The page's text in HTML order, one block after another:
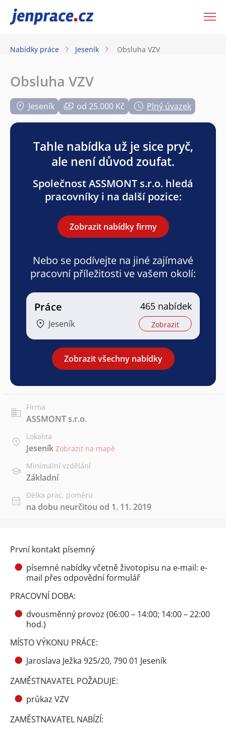
JenPráce.cz
Nabídky práce Jeseník Obsluha VZV
Obsluha VZV
Jeseník od 25.000 Kč Plný úvazek
Tahle nabídka už je sice pryč,
ale není důvod zoufat.
Společnost ASSMONT s.r.o. hledá
pracovníky i na další pozice:
Zobrazit nabídky firmy
Nebo se podívejte na jiné zajímavé
pracovní příležitosti ve vašem okolí:
Práce
Jeseník
465 nabídek
Zobrazit
Zobrazit všechny nabídky
Firma
ASSMONT s.r.o.
Lokalita
Jeseník Zobrazit na mapě
Minimální vzdělání
Základní
Délka prac. poměru
na dobu neurčitou od 1. 11. 2019
První kontakt písemný
písemné nabídky včetně životopisu na e-mail: e-
mail přes odpovědní formulář
PRACOVNÍ DOBA:
dvousměnný provoz (06:00 – 14:00; 14:00 – 22:00
hod.)
MÍSTO VÝKONU PRÁCE:
Jaroslava Ježka 925/20, 790 01 Jeseník
ZAMĚSTNAVATEL POŽADUJE:
průkaz VZV
ZAMĚSTNAVATEL NABÍZÍ: